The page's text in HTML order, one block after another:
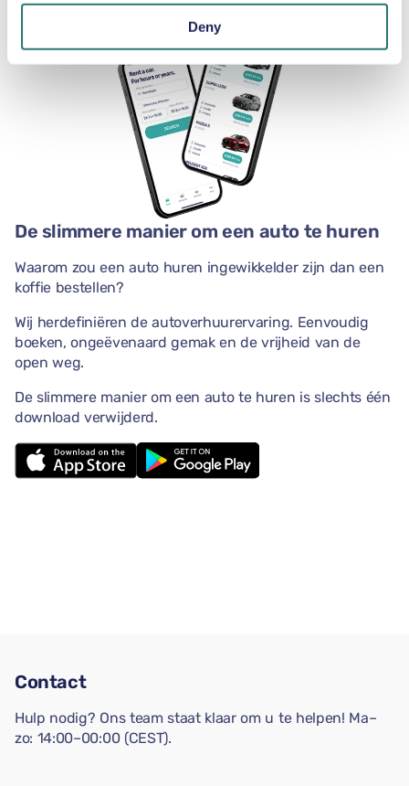
Deny
De slimmere manier om een auto te huren
Waarom zou een auto huren ingewikkelder zijn dan een
koffie bestellen?
Wij herdefiniëren de autoverhuurervaring. Eenvoudig
boeken, ongeëvenaard gemak en de vrijheid van de
open weg.
De slimmere manier om een auto te huren is slechts één
download verwijderd.
Contact
Hulp nodig? Ons team staat klaar om u te helpen! Ma–
zo: 14:00–00:00 (CEST).